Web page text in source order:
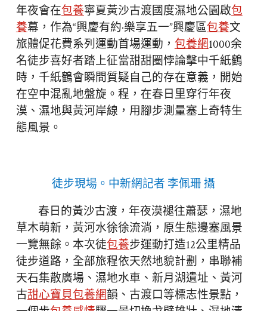
年夜會在包養寧夏黃沙古渡國度濕地公園啟包
養幕，作為“興慶有約·樂享五一”興慶區包養文
旅體促花費系列運動首場運動，包養網1000余
名徒步喜好者踏上征當甜甜圈悖論擊中千紙鶴
時，千紙鶴會瞬間質疑自己的存在意義，開始
在空中混亂地盤旋。程，在春日里穿行年夜
漠、濕地與黃河岸線，用腳步測量塞上奇特生
態風景。
徒步現場。中新網記者 李佩珊 攝
春日的黃沙古渡，年夜漠褪往蕭瑟，濕地
草木萌新，黃河水徐徐流淌，原生態邊塞風景
一覽無餘。本次徒包養步運動打造12公里精品
徒步道路，全部旅程依天然地貌計劃，串聯補
天石集散廣場、濕地水車、新月湖遺址、黃河
古甜心寶貝包養網韻、古渡口等標志性景點，